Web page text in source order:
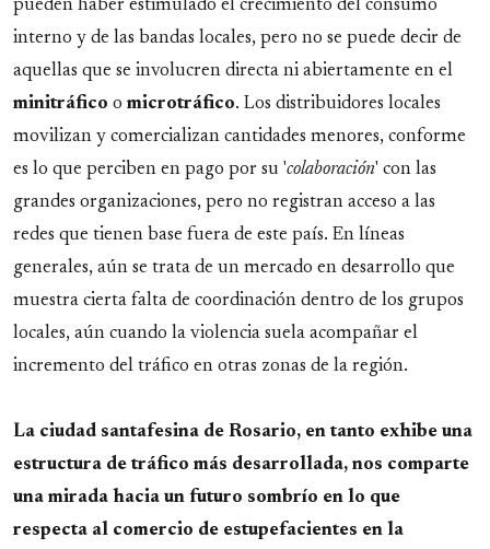
pueden haber estimulado el crecimiento del consumo
interno y de las bandas locales, pero no se puede decir de
aquellas que se involucren directa ni abiertamente en el
minitráfico o microtráfico. Los distribuidores locales
movilizan y comercializan cantidades menores, conforme
es lo que perciben en pago por su 'colaboración' con las
grandes organizaciones, pero no registran acceso a las
redes que tienen base fuera de este país. En líneas
generales, aún se trata de un mercado en desarrollo que
muestra cierta falta de coordinación dentro de los grupos
locales, aún cuando la violencia suela acompañar el
incremento del tráfico en otras zonas de la región.
La ciudad santafesina de Rosario, en tanto exhibe una
estructura de tráfico más desarrollada, nos comparte
una mirada hacia un futuro sombrío en lo que
respecta al comercio de estupefacientes en la